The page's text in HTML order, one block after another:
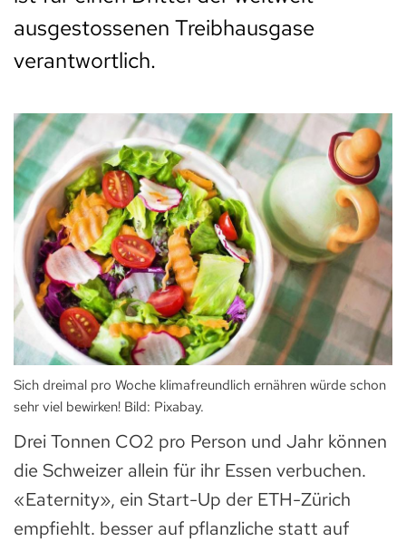
ausgestossenen Treibhausgase
verantwortlich.
Sich dreimal pro Woche klimafreundlich ernähren würde schon
sehr viel bewirken! Bild: Pixabay.
Drei Tonnen CO2 pro Person und Jahr können
die Schweizer allein für ihr Essen verbuchen.
«Eaternity», ein Start-Up der ETH-Zürich
empfiehlt. besser auf pflanzliche statt auf